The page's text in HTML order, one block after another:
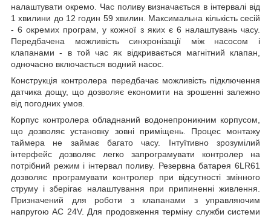
налаштувати окремо. Час поливу визначається в інтервалі від
1 хвилини до 12 годин 59 хвилин. Максимальна кількість сесій
- 6 окремих програм, у кожної з яких є 6 налаштувань часу.
Передбачена можливість синхронізації між насосом і
клапанами - в той час як відкривається магнітний клапан,
одночасно включається водний насос.
Конструкція контролера передбачає можливість підключення
датчика дощу, що дозволяє економити на зрошенні залежно
від погодних умов.
Корпус контролера обладнаний водонепроникним корпусом,
що дозволяє установку зовні приміщень. Процес монтажу
таймера не займає багато часу. Інтуїтивно зрозумілий
інтерфейс дозволяє легко запрограмувати контролер на
потрібний режим і інтервал поливу. Резервна батарея 6LR61
дозволяє програмувати контролер при відсутності змінного
струму і зберігає налаштування при припиненні живлення.
Призначений для роботи з клапанами з управляючим
напругою AC 24V. Для продовження терміну служби системи